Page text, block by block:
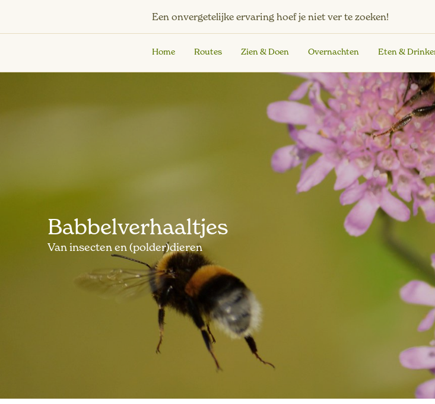
Een onvergetelijke ervaring hoef je niet ver te zoeken!
Home Routes Zien & Doen Overnachten Eten &
Babbelverhaaltjes
Van insecten en (polder)dieren